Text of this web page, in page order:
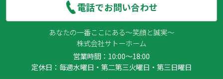
電話でお問い合わせ
あなたの一番ここにある～笑顔と誠実～
株式会社サトーホーム
営業時間：10:00～18:00
定休日：毎週水曜日・第二第三火曜日・第三日曜日